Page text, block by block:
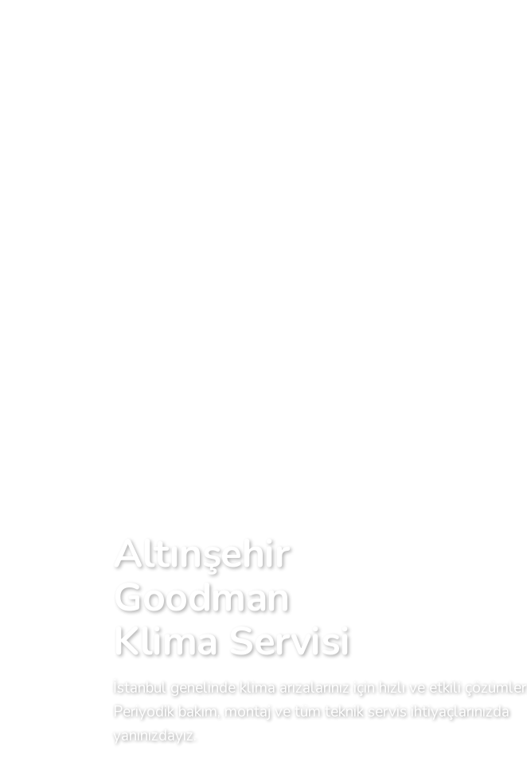
Altınşehir
Goodman
Klima Servisi
İstanbul genelinde klima arızalarınız için hızlı ve etkili çözümler.
Periyodik bakım, montaj ve tüm teknik servis ihtiyaçlarınızda
yanınızdayız.